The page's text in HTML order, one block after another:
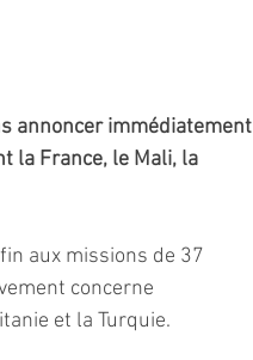
annoncer immédiatement
la France, le Mali, la
aux missions de 37
concerne
et la Turquie.